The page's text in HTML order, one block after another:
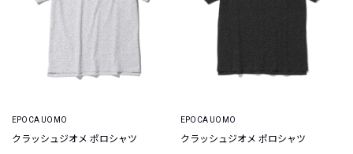
EPOCA UOMO
クラッシュジオメ ポロシャツ
EPOCA UOMO
クラッシュジオメ ポロシャツ